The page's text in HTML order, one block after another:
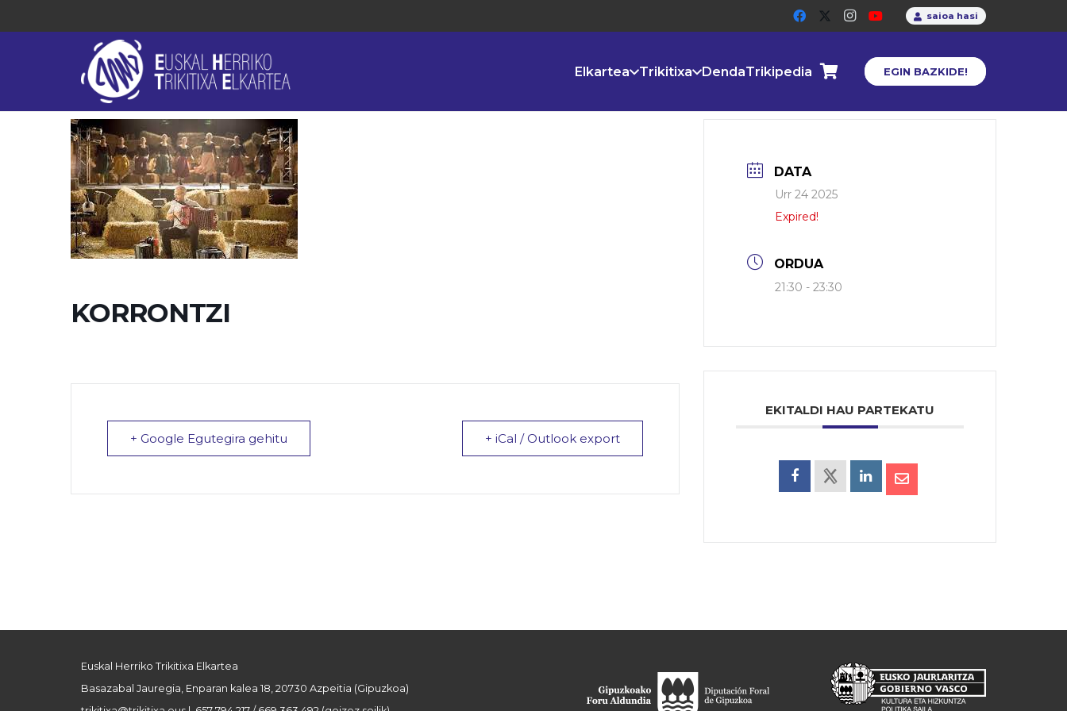
saioa hasi
Elkartea Trikitixa DendaTrikipedia EGIN BAZKIDE!
KORRONTZI
+ Google Egutegira gehitu + iCal / Outlook export
DATA
Urr 24 2025
Expired!
ORDUA
21:30 - 23:30
EKITALDI HAU PARTEKATU
Euskal Herriko Trikitixa Elkartea
Basazabal Jauregia, Enparan kalea 18, 20730 Azpeitia (Gipuzkoa)